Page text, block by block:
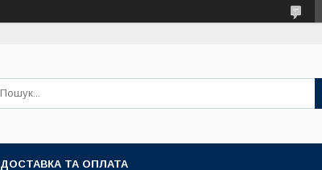
ДОСТАВКА ТА ОПЛАТА